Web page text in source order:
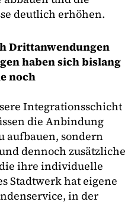
deutlich erhöhen.
Drittanwendungen
haben sich bislang
noch
Integrationsschicht
die Anbindung
aufbauen, sondern
dennoch zusätzliche
ihre individuelle
Stadtwerk hat eigene
in der